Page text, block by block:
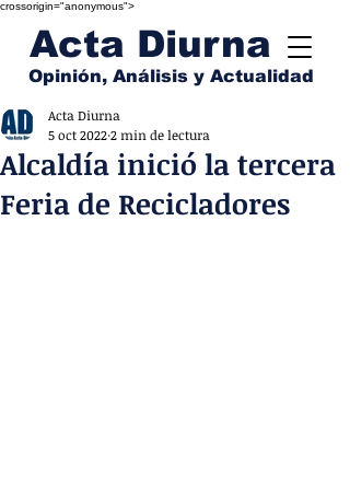
crossorigin="anonymous">
Acta Diurna
Opinión, Análisis y Actualidad
Alcaldía inició la tercera
Feria de Recicladores
Acta Diurna
5 oct 20222 min de lectura